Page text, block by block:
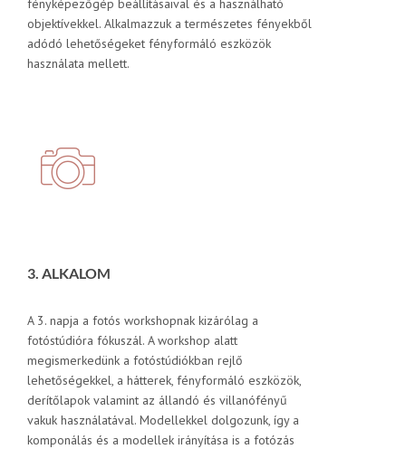
fényképezőgép beállításaival és a használható
objektívekkel. Alkalmazzuk a természetes fényekből
adódó lehetőségeket fényformáló eszközök
használata mellett.
3. ALKALOM
A 3. napja a fotós workshopnak kizárólag a
fotóstúdióra fókuszál. A workshop alatt
megismerkedünk a fotóstúdiókban rejlő
lehetőségekkel, a hátterek, fényformáló eszközök,
derítőlapok valamint az állandó és villanófényű
vakuk használatával. Modellekkel dolgozunk, így a
komponálás és a modellek irányítása is a fotózás